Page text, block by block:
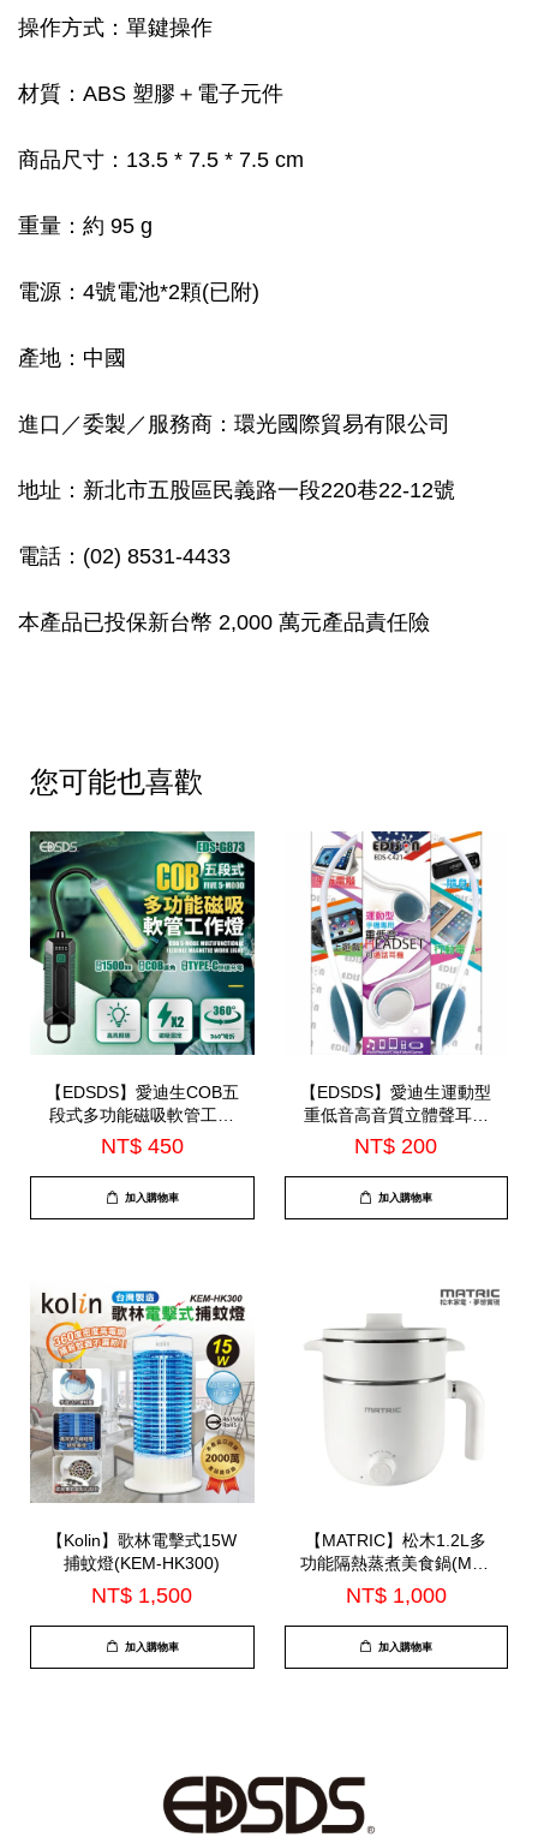
操作方式：單鍵操作
材質：ABS 塑膠＋電子元件
商品尺寸：13.5 * 7.5 * 7.5 cm
重量：約 95 g
電源：4號電池*2顆(已附)
產地：中國
進口／委製／服務商：環光國際貿易有限公司
地址：新北市五股區民義路一段220巷22-12號
電話：(02) 8531-4433
本產品已投保新台幣 2,000 萬元產品責任險
您可能也喜歡
【EDSDS】愛迪生COB五
段式多功能磁吸軟管工作
燈(EDS-G873)
NT$ 450
加入購物車
【EDSDS】愛迪生運動型
重低音高音質立體聲耳機
(EDS-C421)*顏色隨機出*
NT$ 200
加入購物車
【Kolin】歌林電擊式15W
捕蚊燈(KEM-HK300)
NT$ 1,500
加入購物車
【MATRIC】松木1.2L多
功能隔熱蒸煮美食鍋(MG-
EH0615S)
NT$ 1,000
加入購物車